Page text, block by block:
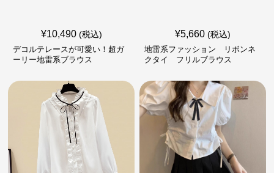
¥10,490 (税込)
デコルテレースが可愛い！超ガ
ーリー地雷系ブラウス
¥5,660 (税込)
地雷系ファッション リボンネ
クタイ フリルブラウス